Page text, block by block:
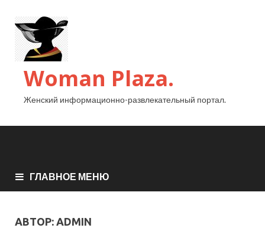
Woman Plaza.
Женский информационно-развлекательный портал.
ГЛАВНОЕ МЕНЮ
АВТОР: ADMIN